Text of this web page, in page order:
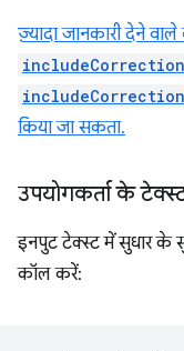
ज़्यादा जानकारी देने वाले
किया जा सकता.
उपयोगकर्ता के
इनपुट टेक्स्ट में सुधार के
कॉल करें: